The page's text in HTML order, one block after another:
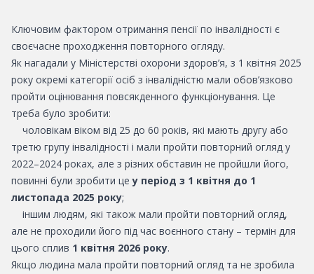
Ключовим фактором отримання пенсії по інвалідності є
своєчасне проходження повторного огляду.
Як нагадали у Міністерстві охорони здоров’я, з 1 квітня 2025
року окремі категорії осіб з інвалідністю мали обов’язково
пройти оцінювання повсякденного функціонування. Це
треба було зробити:
чоловікам віком від 25 до 60 років, які мають другу або
третю групу інвалідності і мали пройти повторний огляд у
2022–2024 роках, але з різних обставин не пройшли його,
повинні були зробити цеу період з 1 квітня до 1
листопада 2025 року;
іншим людям, які також мали пройти повторний огляд,
але не проходили його під час воєнного стану – термін для
цього сплив 1 квітня 2026 року.
Якщо людина мала пройти повторний огляд та не зробила